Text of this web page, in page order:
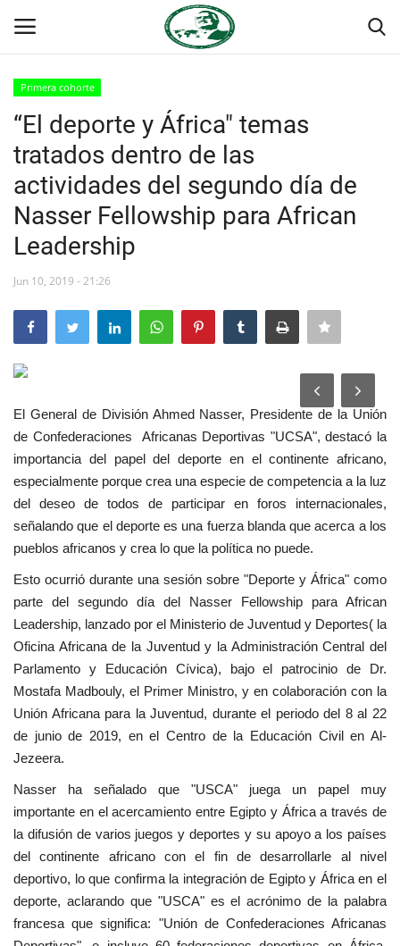
Inicio
Foro Internacional Nasser
Contacto
Nuestro Equipo
Movimiento Juvenil Nasser
Nasser Fellowship para Leadership
Internacional
Noticias
Nuestras Referencias
Ciudadano Global
Líderes
Documentos
vídeos
Los colaboradores
Los patrocinios
Primera cohorte
“El deporte y África" temas
tratados dentro de las
actividades del segundo día de
Nasser Fellowship para African
Leadership
Jun 10, 2019 - 21:26
El General de División Ahmed Nasser, Presidente de la Unión
de Confederaciones Africanas Deportivas "UCSA", destacó la
importancia del papel del deporte en el continente africano,
especialmente porque crea una especie de competencia a la luz
del deseo de todos de participar en foros internacionales,
señalando que el deporte es una fuerza blanda que acerca a los
pueblos africanos y crea lo que la política no puede.
Esto ocurrió durante una sesión sobre "Deporte y África" como
parte del segundo día del Nasser Fellowship para African
Leadership, lanzado por el Ministerio de Juventud y Deportes( la
Oficina Africana de la Juventud y la Administración Central del
Parlamento y Educación Cívica), bajo el patrocinio de Dr.
Mostafa Madbouly, el Primer Ministro, y en colaboración con la
Unión Africana para la Juventud, durante el periodo del 8 al 22
de junio de 2019, en el Centro de la Educación Civil en Al-
Jezeera.
Nasser ha señalado que "USCA" juega un papel muy
importante en el acercamiento entre Egipto y África a través de
la difusión de varios juegos y deportes y su apoyo a los países
del continente africano con el fin de desarrollarle al nivel
deportivo, lo que confirma la integración de Egipto y África en el
deporte, aclarando que "USCA" es el acrónimo de la palabra
francesa que significa: "Unión de Confederaciones Africanas